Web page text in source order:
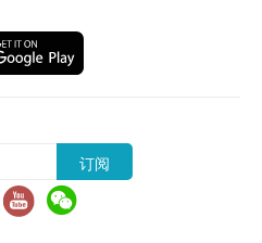
告
机会的风险因素：
并容易于年轻时心脏病发
糖尿病或高血压者会有较高
、忧虑或精神紧张
项目，并即场讲解检查报
须经医生评估是否适合进
诊症费$850及已完成的检
退回客户。
订阅